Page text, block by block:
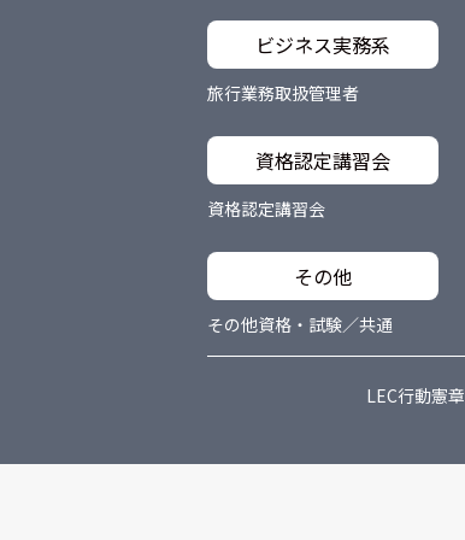
ビジネス実務系
旅行業務取扱管理者
資格認定講習会
資格認定講習会
その他
その他資格・試験／共通
LEC行動憲章